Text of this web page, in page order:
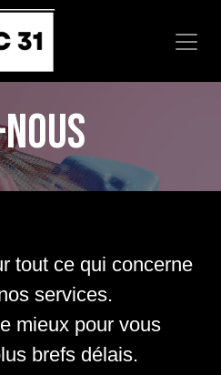
tout ce qui concerne
services.
mieux pour vous
brefs délais.